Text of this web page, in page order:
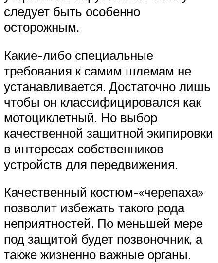
следует быть особенно
осторожным.
Какие-либо специальные
требования к самим шлемам не
устанавливается. Достаточно лишь
чтобы он классифицировался как
мотоциклетный. Но выбор
качественной защитной экипировки
в интересах собственников
устройств для передвижения.
Качественный костюм-«черепаха»
позволит избежать такого рода
неприятностей. По меньшей мере
под защитой будет позвоночник, а
также жизненно важные органы.